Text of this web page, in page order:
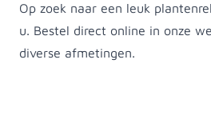
Op zoek naar een leuk
u. Bestel direct online in onze
diverse afmetingen.